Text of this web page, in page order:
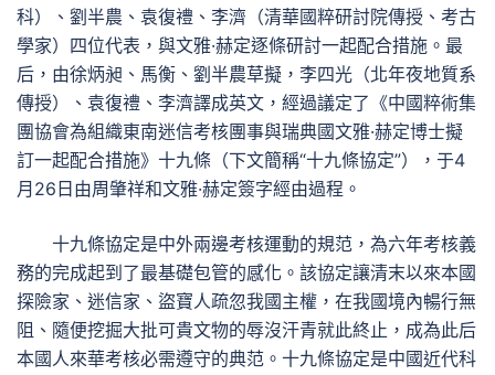
科）、劉半農、袁復禮、李濟（清華國粹研討院傳授、考古
學家）四位代表，與文雅·赫定逐條研討一起配合措施。最
后，由徐炳昶、馬衡、劉半農草擬，李四光（北年夜地質系
傳授）、袁復禮、李濟譯成英文，經過議定了《中國粹術集
團協會為組織東南迷信考核團事與瑞典國文雅·赫定博士擬
訂一起配合措施》十九條（下文簡稱“十九條協定”），于4
月26日由周肇祥和文雅·赫定簽字經由過程。
十九條協定是中外兩邊考核運動的規范，為六年考核義
務的完成起到了最基礎包管的感化。該協定讓清末以來本國
探險家、迷信家、盜寶人疏忽我國主權，在我國境內暢行無
阻、隨便挖掘大批可貴文物的辱沒汗青就此終止，成為此后
本國人來華考核必需遵守的典范。十九條協定是中國近代科